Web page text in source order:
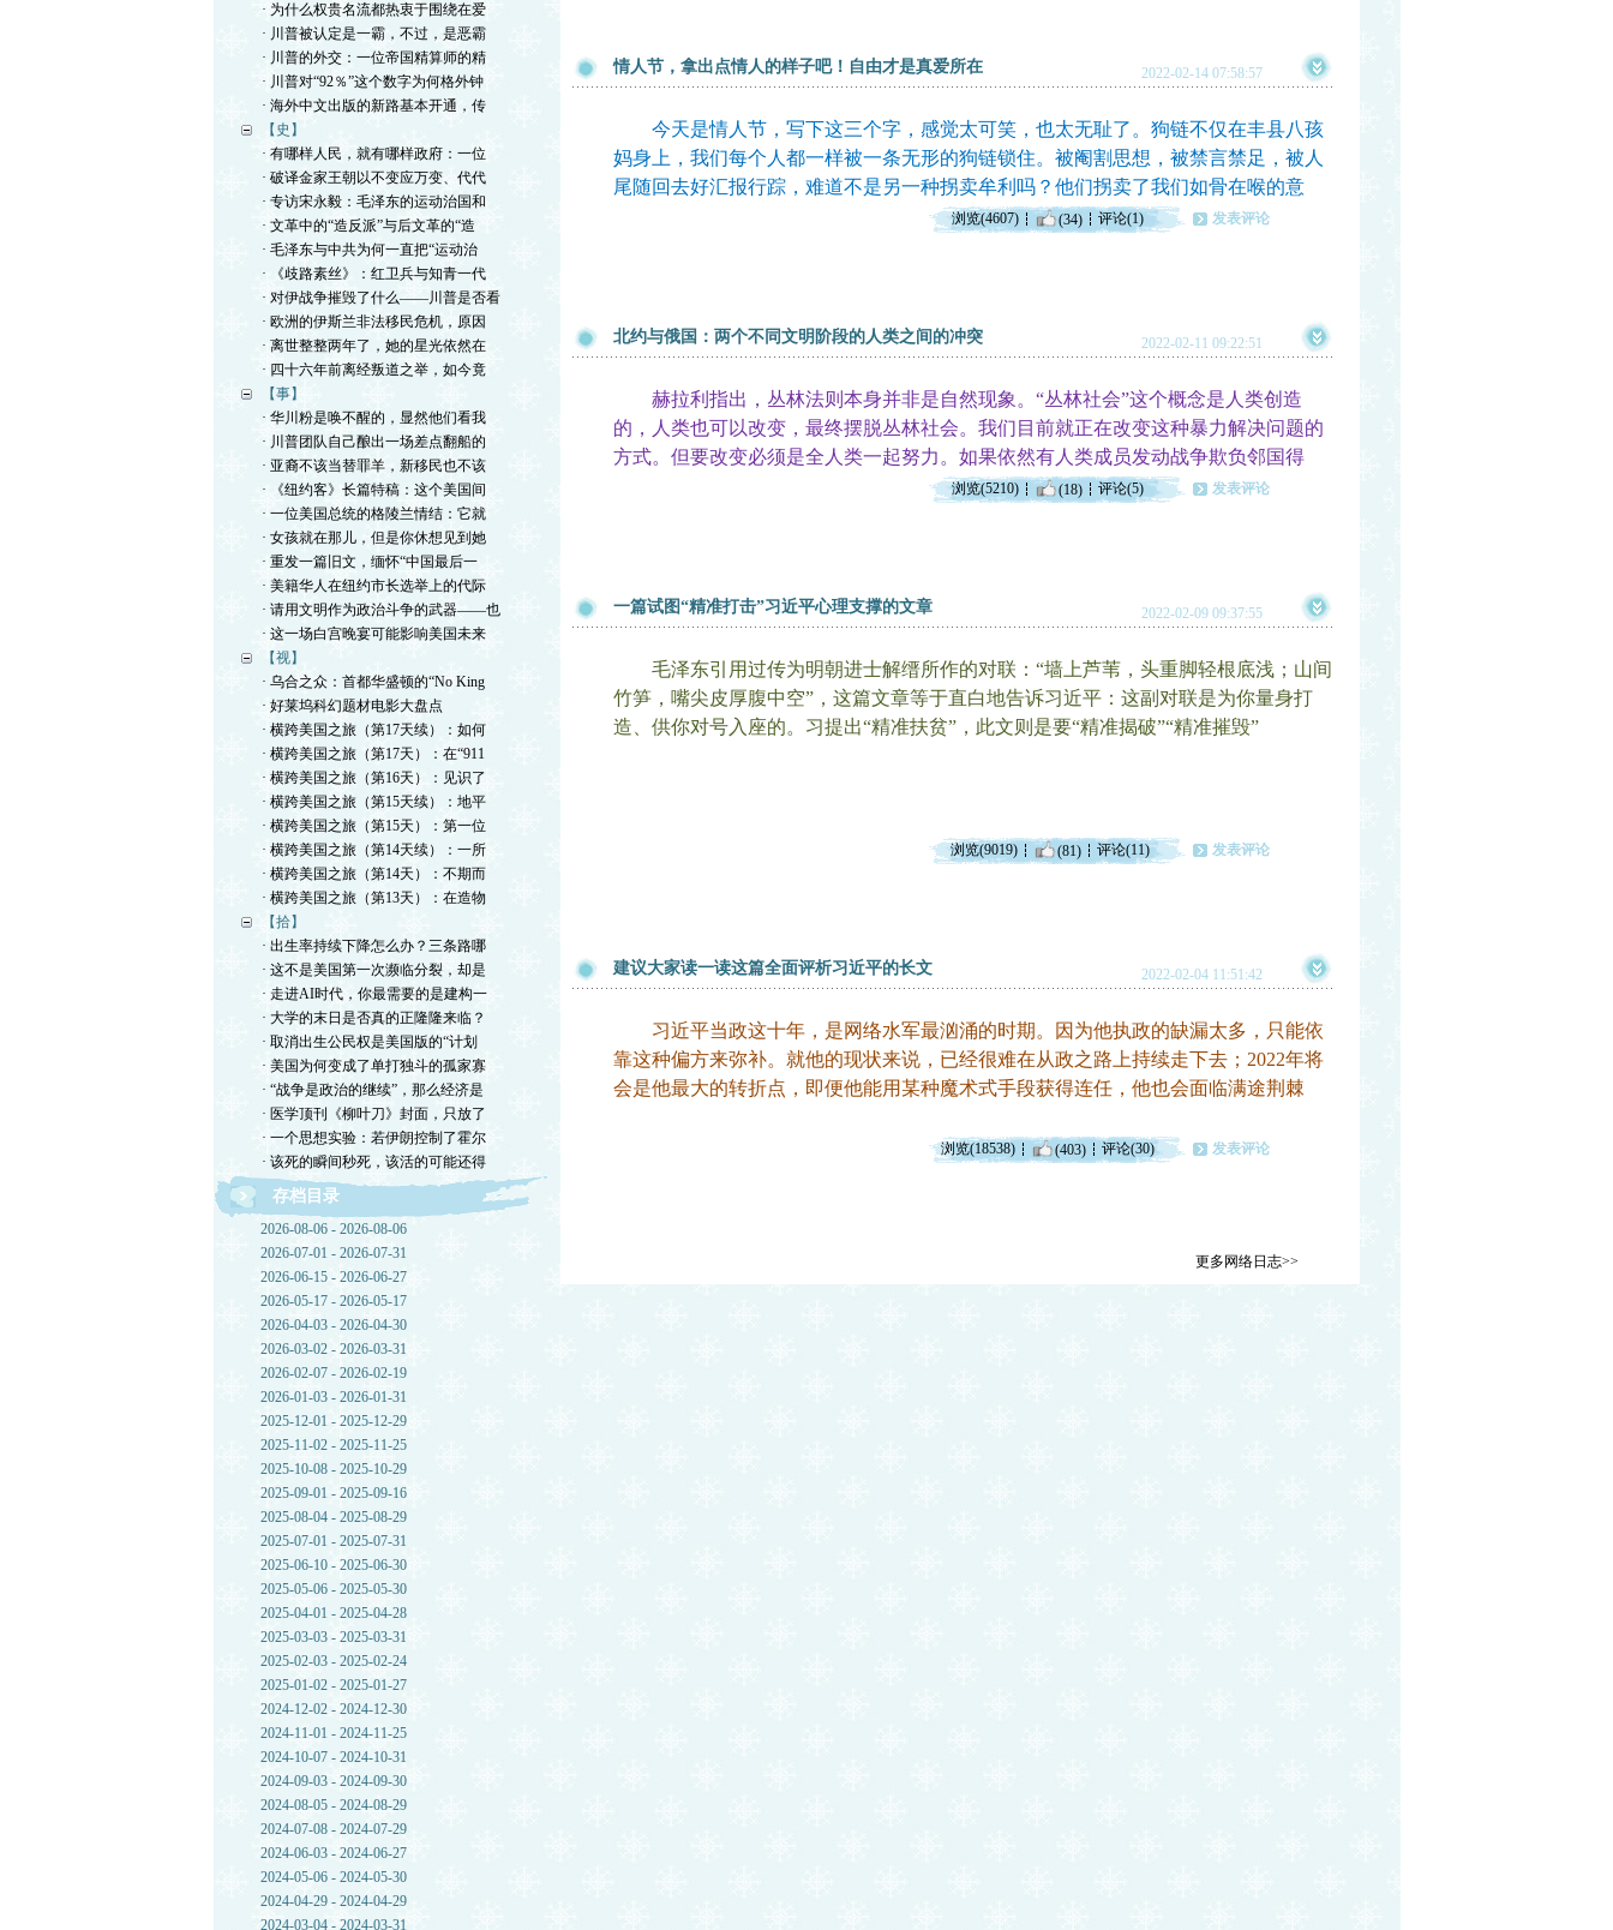
· 为什么权贵名流都热衷于围绕在爱
· 川普被认定是一霸，不过，是恶霸
· 川普的外交：一位帝国精算师的精
· 川普对“92％”这个数字为何格外钟
· 海外中文出版的新路基本开通，传
【史】
· 有哪样人民，就有哪样政府：一位
· 破译金家王朝以不变应万变、代代
· 专访宋永毅：毛泽东的运动治国和
· 文革中的“造反派”与后文革的“造
· 毛泽东与中共为何一直把“运动治
· 《歧路素丝》：红卫兵与知青一代
· 对伊战争摧毁了什么——川普是否看
· 欧洲的伊斯兰非法移民危机，原因
· 离世整整两年了，她的星光依然在
· 四十六年前离经叛道之举，如今竟
【事】
· 华川粉是唤不醒的，显然他们看我
· 川普团队自己酿出一场差点翻船的
· 亚裔不该当替罪羊，新移民也不该
· 《纽约客》长篇特稿：这个美国间
· 一位美国总统的格陵兰情结：它就
· 女孩就在那儿，但是你休想见到她
· 重发一篇旧文，缅怀“中国最后一
· 美籍华人在纽约市长选举上的代际
· 请用文明作为政治斗争的武器——也
· 这一场白宫晚宴可能影响美国未来
【视】
· 乌合之众：首都华盛顿的“No King
· 好莱坞科幻题材电影大盘点
· 横跨美国之旅（第17天续）：如何
· 横跨美国之旅（第17天）：在“911
· 横跨美国之旅（第16天）：见识了
· 横跨美国之旅（第15天续）：地平
· 横跨美国之旅（第15天）：第一位
· 横跨美国之旅（第14天续）：一所
· 横跨美国之旅（第14天）：不期而
· 横跨美国之旅（第13天）：在造物
【拾】
· 出生率持续下降怎么办？三条路哪
· 这不是美国第一次濒临分裂，却是
· 走进AI时代，你最需要的是建构一
· 大学的末日是否真的正隆隆来临？
· 取消出生公民权是美国版的“计划
· 美国为何变成了单打独斗的孤家寡
· “战争是政治的继续”，那么经济是
· 医学顶刊《柳叶刀》封面，只放了
· 一个思想实验：若伊朗控制了霍尔
· 该死的瞬间秒死，该活的可能还得
存档目录
2026-08-06 - 2026-08-06
2026-07-01 - 2026-07-31
2026-06-15 - 2026-06-27
2026-05-17 - 2026-05-17
2026-04-03 - 2026-04-30
2026-03-02 - 2026-03-31
2026-02-07 - 2026-02-19
2026-01-03 - 2026-01-31
2025-12-01 - 2025-12-29
2025-11-02 - 2025-11-25
2025-10-08 - 2025-10-29
2025-09-01 - 2025-09-16
2025-08-04 - 2025-08-29
2025-07-01 - 2025-07-31
2025-06-10 - 2025-06-30
2025-05-06 - 2025-05-30
2025-04-01 - 2025-04-28
2025-03-03 - 2025-03-31
2025-02-03 - 2025-02-24
2025-01-02 - 2025-01-27
2024-12-02 - 2024-12-30
2024-11-01 - 2024-11-25
2024-10-07 - 2024-10-31
2024-09-03 - 2024-09-30
2024-08-05 - 2024-08-29
2024-07-08 - 2024-07-29
2024-06-03 - 2024-06-27
2024-05-06 - 2024-05-30
2024-04-29 - 2024-04-29
2024-03-04 - 2024-03-31
情人节，拿出点情人的样子吧！自由才是真爱所在 2022-02-14 07:58:57
今天是情人节，写下这三个字，感觉太可笑，也太无耻了。狗链不仅在丰县八孩
妈身上，我们每个人都一样被一条无形的狗链锁住。被阉割思想，被禁言禁足，被人
尾随回去好汇报行踪，难道不是另一种拐卖牟利吗？他们拐卖了我们如骨在喉的意
浏览(4607) (34) 评论(1) 发表评论
北约与俄国：两个不同文明阶段的人类之间的冲突 2022-02-11 09:22:51
赫拉利指出，丛林法则本身并非是自然现象。“丛林社会”这个概念是人类创造
的，人类也可以改变，最终摆脱丛林社会。我们目前就正在改变这种暴力解决问题的
方式。但要改变必须是全人类一起努力。如果依然有人类成员发动战争欺负邻国得
浏览(5210) (18) 评论(5) 发表评论
一篇试图“精准打击”习近平心理支撑的文章 2022-02-09 09:37:55
毛泽东引用过传为明朝进士解缙所作的对联：“墙上芦苇，头重脚轻根底浅；山间
竹笋，嘴尖皮厚腹中空”，这篇文章等于直白地告诉习近平：这副对联是为你量身打
造、供你对号入座的。习提出“精准扶贫”，此文则是要“精准揭破”“精准摧毁”
浏览(9019) (81) 评论(11) 发表评论
建议大家读一读这篇全面评析习近平的长文 2022-02-04 11:51:42
习近平当政这十年，是网络水军最汹涌的时期。因为他执政的缺漏太多，只能依
靠这种偏方来弥补。就他的现状来说，已经很难在从政之路上持续走下去；2022年将
会是他最大的转折点，即便他能用某种魔术式手段获得连任，他也会面临满途荆棘
浏览(18538) (403) 评论(30) 发表评论
更多网络日志>>